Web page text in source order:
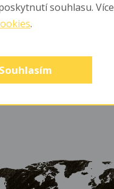
souhlasu. Více
.
Souhlasím